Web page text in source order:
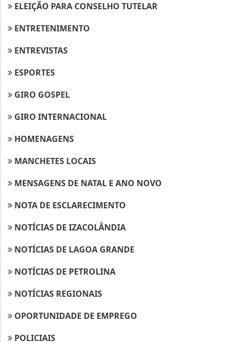
ELEIÇÃO PARA CONSELHO TUTELAR
ENTRETENIMENTO
ENTREVISTAS
ESPORTES
GIRO GOSPEL
GIRO INTERNACIONAL
HOMENAGENS
MANCHETES LOCAIS
MENSAGENS DE NATAL E ANO NOVO
NOTA DE ESCLARECIMENTO
NOTÍCIAS DE IZACOLÂNDIA
NOTÍCIAS DE LAGOA GRANDE
NOTÍCIAS DE PETROLINA
NOTÍCIAS REGIONAIS
OPORTUNIDADE DE EMPREGO
POLICIAIS